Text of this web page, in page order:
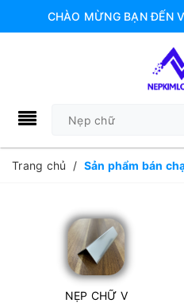
CHÀO MỪNG BẠN ĐẾN
Trang chủ / Sản phẩm bán
NẸP CHỮ V